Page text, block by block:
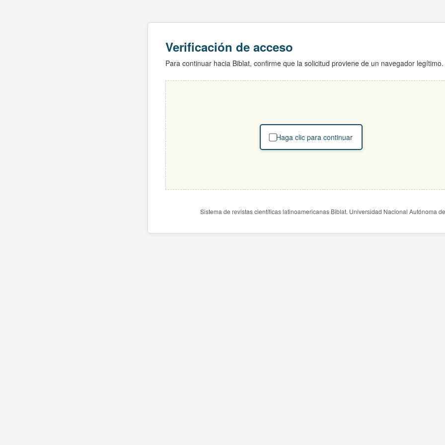
Verificación de acceso
Para continuar hacia Biblat, confirme que la solicitud proviene de un navegador legítimo.
Haga clic para continuar
Sistema de revistas científicas latinoamericanas Biblat. Universidad Nacional Autónoma